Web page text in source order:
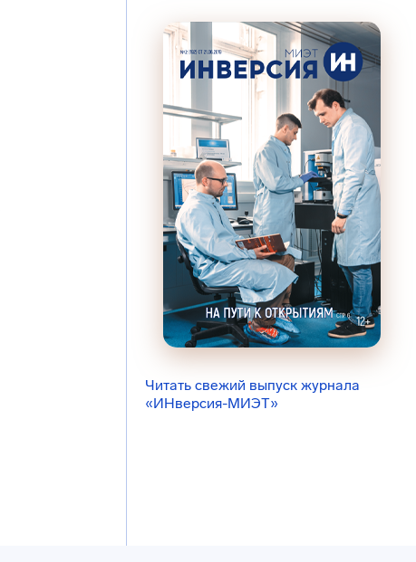
Читать свежий выпуск журнала
«ИНверсия-МИЭТ»